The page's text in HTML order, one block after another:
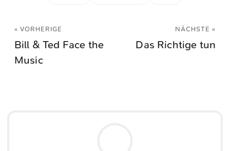
« VORHERIGE
Bill & Ted Face the
Music
NÄCHSTE »
Das Richtige tun